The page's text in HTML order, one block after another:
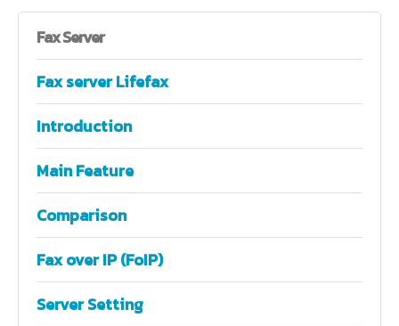
FaxServer
Fax server Lifefax
Introduction
Main Feature
Comparison
Fax over IP (FoIP)
Server Setting